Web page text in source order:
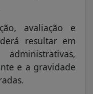
avaliação e
resultar em
e a gravidade